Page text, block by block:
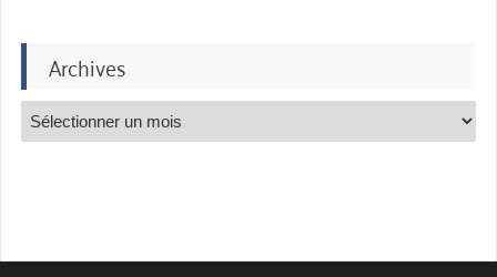
Archives